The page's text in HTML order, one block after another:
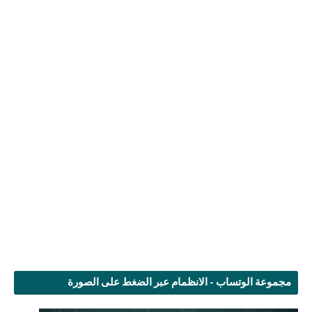
مجموعة الوتساب - الانظمام عبر الضغط على الصورة